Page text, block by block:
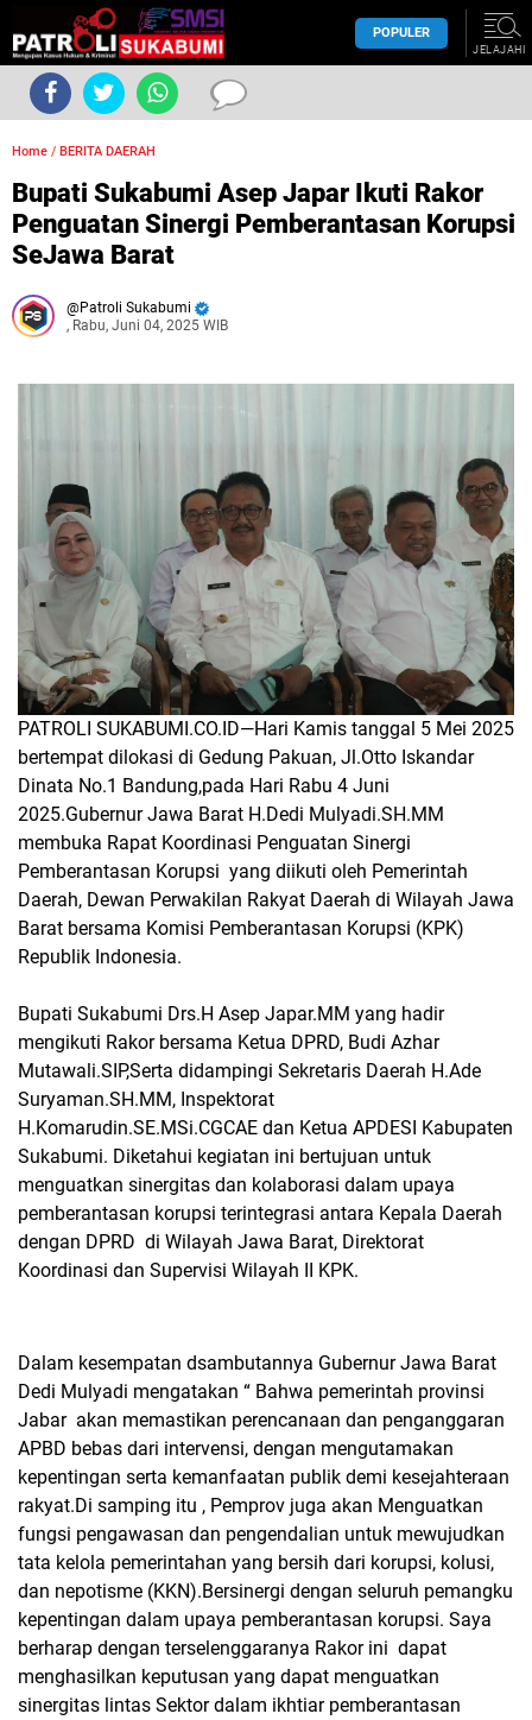
POPULER
JELAJAHI
Home / BERITA DAERAH
Bupati Sukabumi Asep Japar Ikuti Rakor
Penguatan Sinergi Pemberantasan Korupsi
SeJawa Barat
Patroli Sukabumi
, Rabu, Juni 04, 2025 WIB
PATROLI SUKABUMI.CO.ID—Hari Kamis tanggal 5 Mei 2025
bertempat dilokasi di Gedung Pakuan, Jl.Otto Iskandar
Dinata No.1 Bandung,pada Hari Rabu 4 Juni
2025.Gubernur Jawa Barat H.Dedi Mulyadi.SH.MM
membuka Rapat Koordinasi Penguatan Sinergi
Pemberantasan Korupsi yang diikuti oleh Pemerintah
Daerah, Dewan Perwakilan Rakyat Daerah di Wilayah Jawa
Barat bersama Komisi Pemberantasan Korupsi (KPK)
Republik Indonesia.
‎Bupati Sukabumi Drs.H Asep Japar.MM yang hadir
mengikuti Rakor bersama Ketua DPRD, Budi Azhar
Mutawali.SIP,Serta didampingi Sekretaris Daerah H.Ade
Suryaman.SH.MM, Inspektorat
H.Komarudin.SE.MSi.CGCAE dan Ketua APDESI Kabupaten
Sukabumi. Diketahui kegiatan ini bertujuan untuk
menguatkan sinergitas dan kolaborasi dalam upaya
pemberantasan korupsi terintegrasi antara Kepala Daerah
dengan DPRD di Wilayah Jawa Barat, Direktorat
Koordinasi dan Supervisi Wilayah II KPK.
Dalam kesempatan dsambutannya Gubernur Jawa Barat
Dedi Mulyadi mengatakan “ Bahwa pemerintah provinsi
Jabar akan memastikan perencanaan dan penganggaran
APBD bebas dari intervensi, dengan mengutamakan
kepentingan serta kemanfaatan publik demi kesejahteraan
rakyat.Di samping itu , Pemprov juga akan Menguatkan
fungsi pengawasan dan pengendalian untuk mewujudkan
tata kelola pemerintahan yang bersih dari korupsi, kolusi,
dan nepotisme (KKN).Bersinergi dengan seluruh pemangku
kepentingan dalam upaya pemberantasan korupsi. Saya
berharap dengan terselenggaranya Rakor ini dapat
menghasilkan keputusan yang dapat menguatkan
sinergitas lintas Sektor dalam ikhtiar pemberantasan